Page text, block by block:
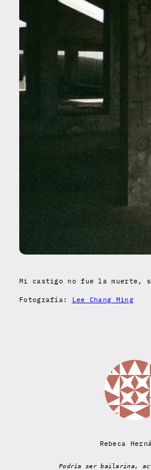
Mi castigo no fue la muerte,
Fotografía: Lee Chang Ming
Rebeca
Podría ser bailarina,